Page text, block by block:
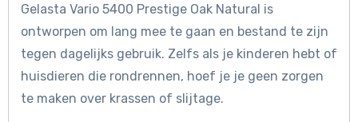
Gelasta Vario 5400 Prestige Oak Natural is
ontworpen om lang mee te gaan en bestand te zijn
tegen dagelijks gebruik. Zelfs als je kinderen hebt of
huisdieren die rondrennen, hoef je je geen zorgen
te maken over krassen of slijtage.